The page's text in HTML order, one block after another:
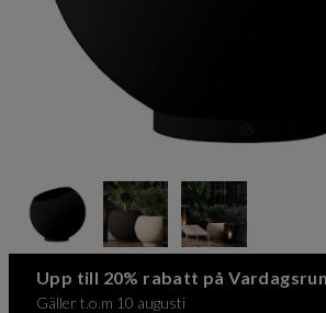
Upp till 20% rabatt på
Gäller t.o.m 10 augusti